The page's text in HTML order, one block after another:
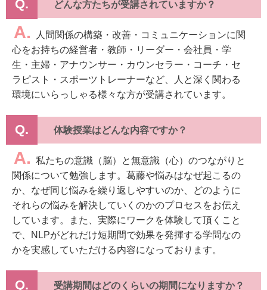
Q. どんな方たちが受講されていますか？
A.
人間関係の構築・改善・コミュニケーションに関
心をお持ちの経営者・教師・リーダー・会社員・学
生・主婦・アナウンサー・カウンセラー・コーチ・セ
ラピスト・スポーツトレーナーなど、人と深く関わる
環境にいらっしゃる様々な方が受講されています。
Q. 体験授業はどんな内容ですか？
A. 私たちの意識（脳）と無意識（心）のつながりと
関係について勉強します。葛藤や悩みはなぜ起こるの
か、なぜ同じ悩みを繰り返しやすいのか、どのように
それらの悩みを解決していくのかのプロセスをお伝え
しています。また、実際にワークを体験して頂くこと
で、NLPがどれだけ短期間で効果を発揮する学問なの
かを実感していただける内容になっております。
Q. 受講期間はどのくらいの期間になりますか？